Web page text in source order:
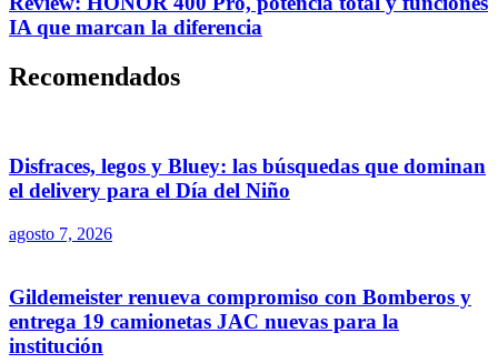
IA que marcan la diferencia
Recomendados
Disfraces, legos y Bluey: las búsquedas que dominan
el delivery para el Día del Niño
agosto 7, 2026
Gildemeister renueva compromiso con Bomberos y
entrega 19 camionetas JAC nuevas para la
institución